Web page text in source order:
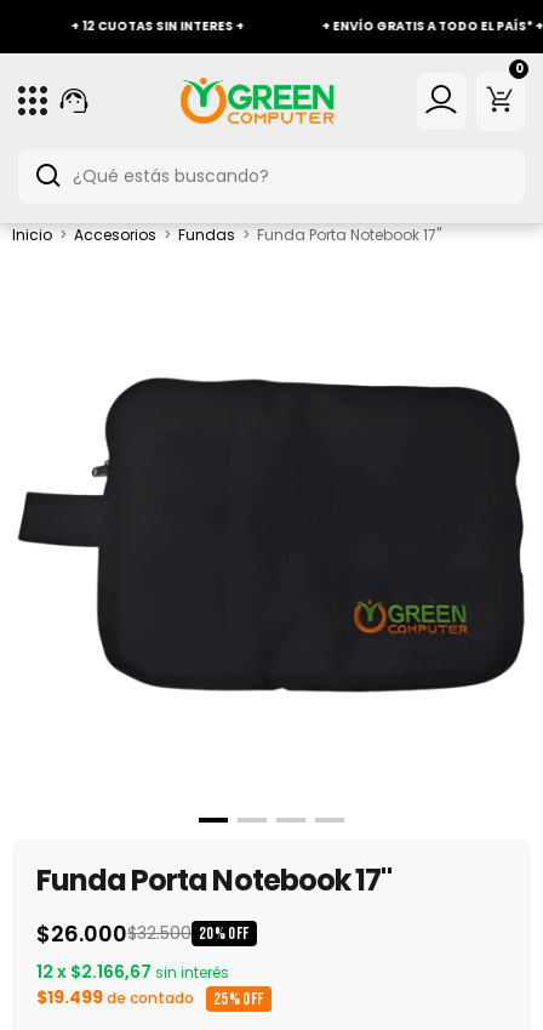
+ 12 CUOTAS SIN INTERES + + ENVÍO GRATIS A TODO EL PAÍS* +
0
Inicio > Accesorios > Fundas > Funda Porta Notebook 17"
Funda Porta Notebook 17"
$26.000$32.500 20%OFF
12 x $2.166,67 sin interés
$19.499de contado 25% OFF